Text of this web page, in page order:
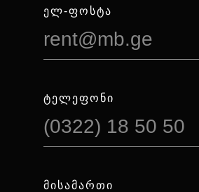
ᲔᲚ-ᲤᲝᲡᲢᲐ
rent@mb.ge
ᲢᲔᲚᲔᲤᲝᲜᲘ
(0322) 18 50 50
ᲛᲘᲡᲐᲛᲐᲠᲗᲘ